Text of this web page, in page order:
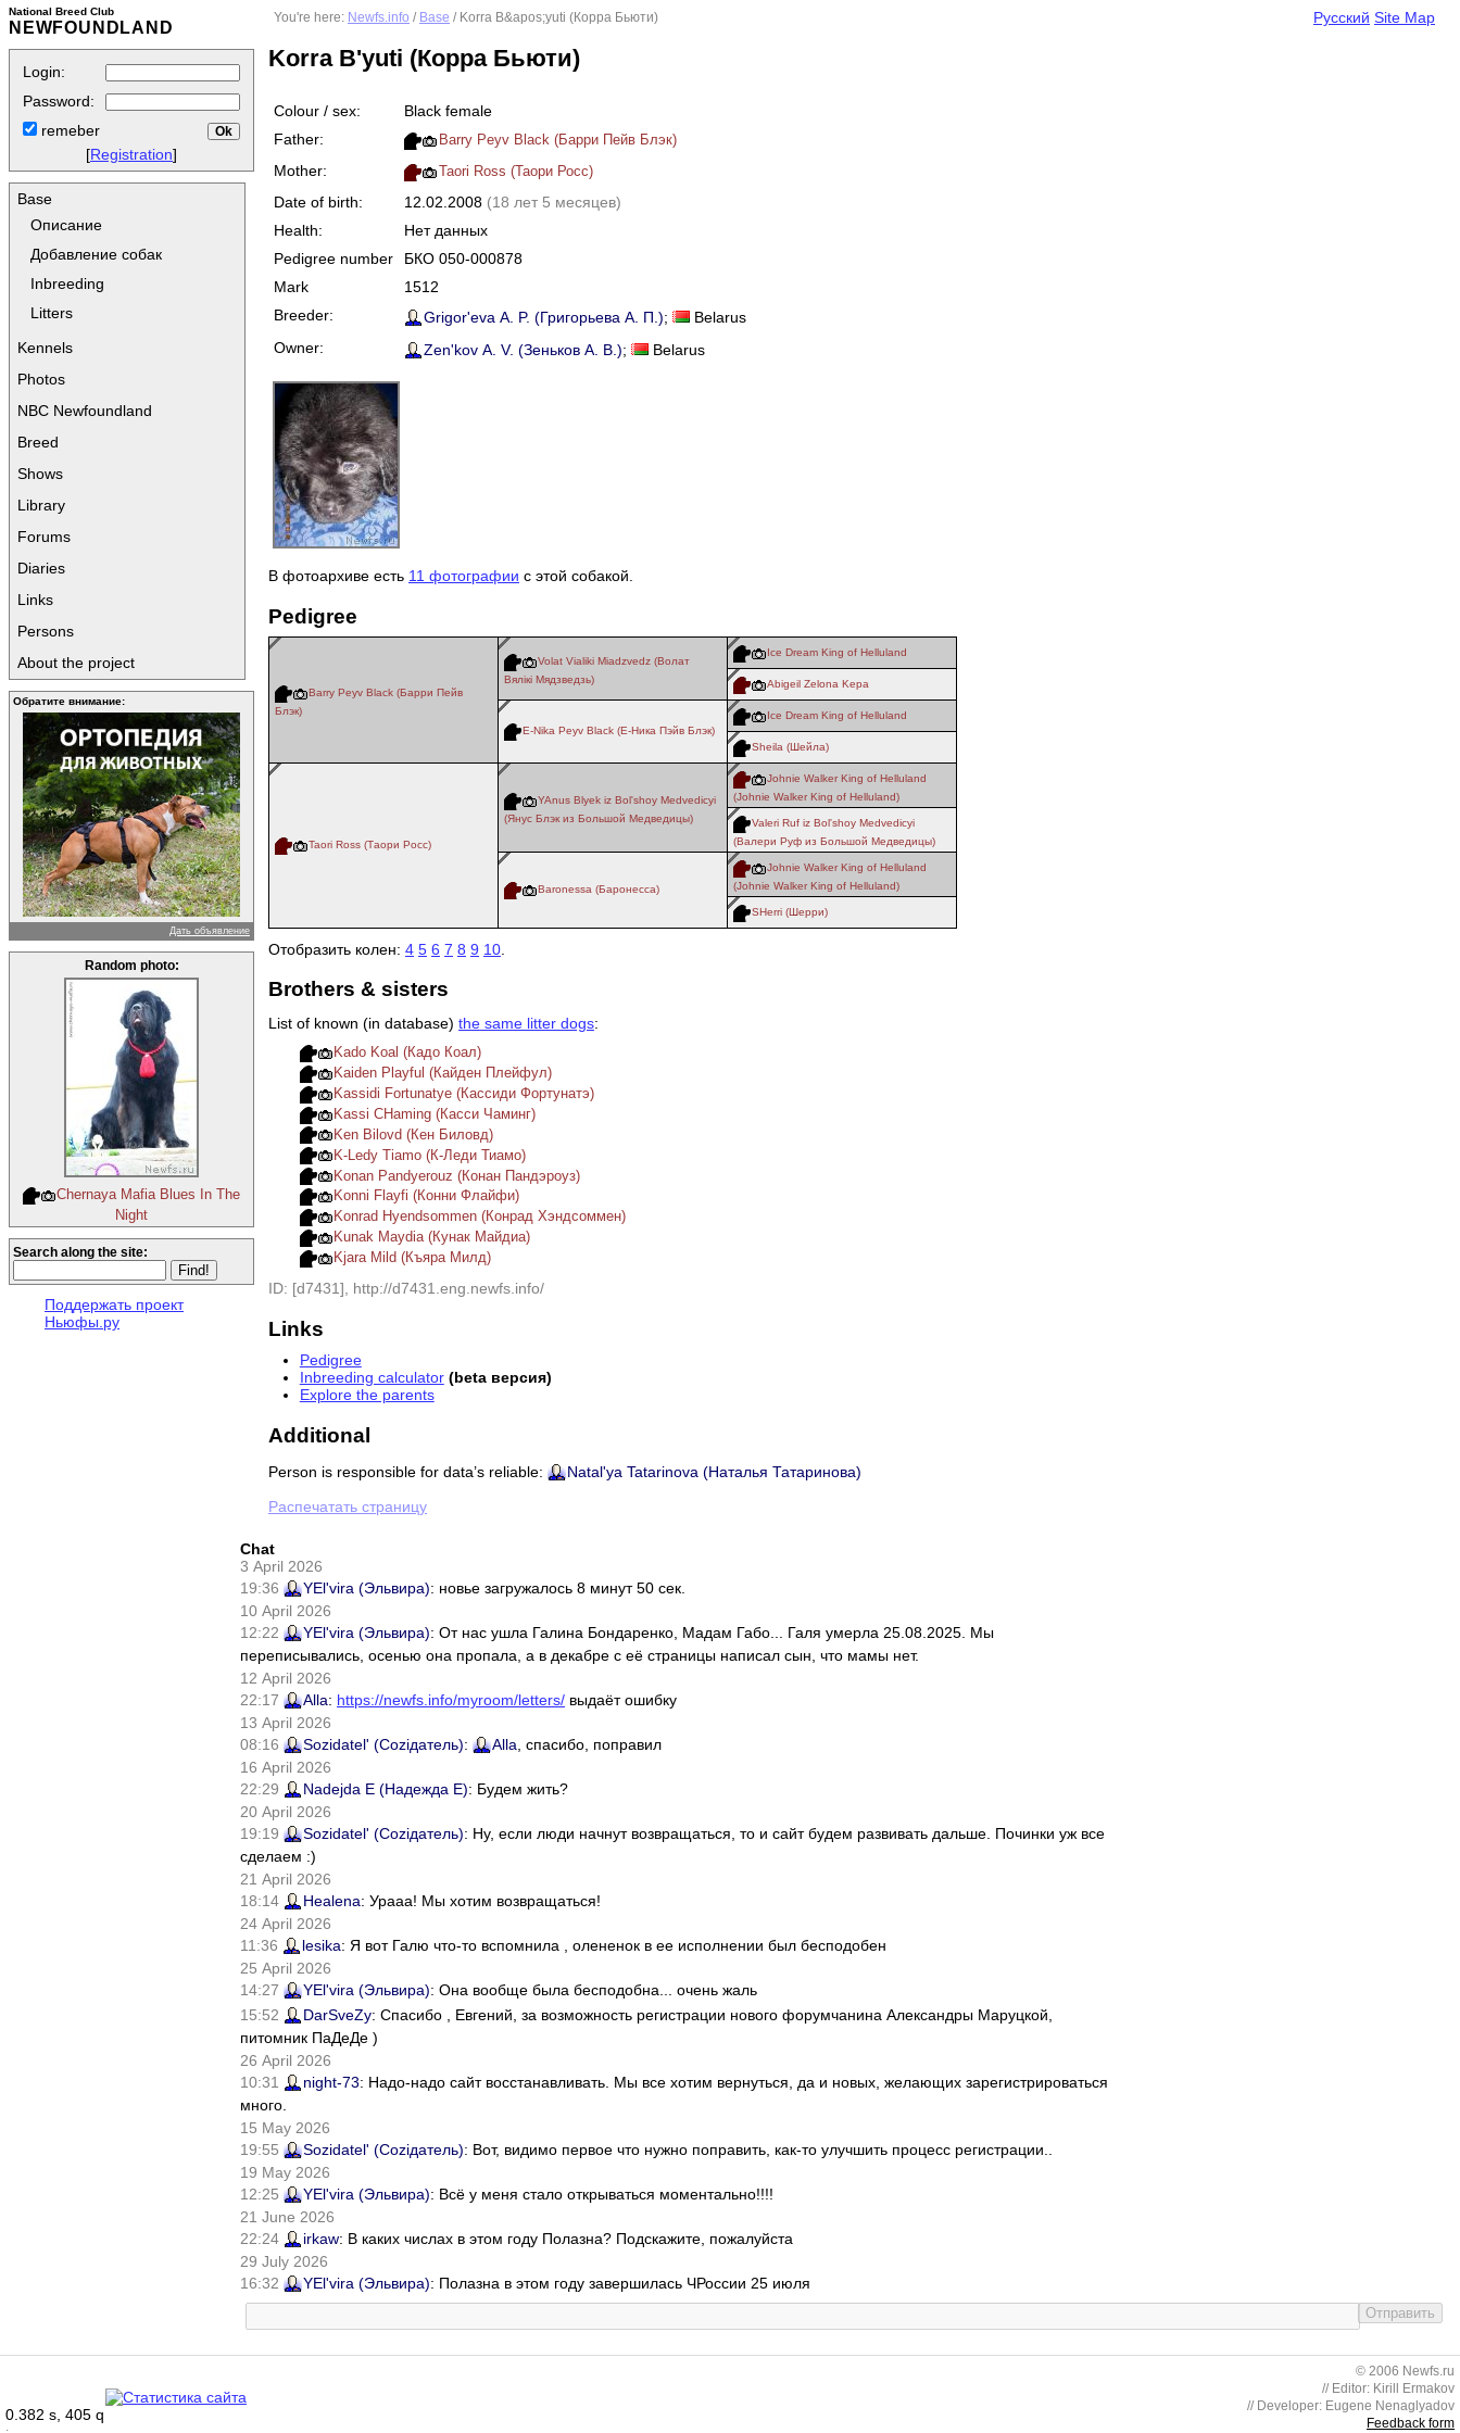
National Breed Club
NEWFOUNDLAND
Login:
Password:
remeber
[Registration]
Base
Описание
Добавление собак
Inbreeding
Litters
Kennels
Photos
NBC Newfoundland
Breed
Shows
Library
Forums
Diaries
Links
Persons
About the project
Обратите внимание:
Дать объявление
Random photo:
Chernaya Mafia Blues In The
Night
Search along the site:
Поддержать проект
Ньюфы.ру
Русский Site Map
You're here: Newfs.info / Base / Korra B&apos;yuti (Корра Бьюти)
Korra B'yuti (Корра Бьюти)
Colour / sex:
Black female
Father:
Barry Peyv Black (Барри Пейв Блэк)
Mother: Taori Ross (Таори Росс)
Date of birth: 12.02.2008 (18 лет 5 месяцев)
Health:
Нет данных
Pedigree number
БКО 050-000878
Mark
1512
Breeder:
Grigor'eva A. P. (Григорьева А. П.);
Belarus
Owner:
Zen'kov A. V. (Зеньков А. В.); Belarus
В фотоархиве есть 11 фотографии с этой собакой.
Pedigree
Barry Peyv Black (Барри Пейв
Блэк)
Volat Vialiki Miadzvedz (Волат
Вялiкi Мядзведзь)
Ice Dream King of Helluland
Abigeil Zelona Kepa
E-Nika Peyv Black (Е-Ника Пэйв Блэк)
Ice Dream King of Helluland
Sheila (Шейла)
Taori Ross (Таори Росс)
YAnus Blyek iz Bol'shoy Medvedicyi
(Янус Блэк из Большой Медведицы)
Johnie Walker King of Helluland
(Johnie Walker King of Helluland)
Valeri Ruf iz Bol'shoy Medvedicyi
(Валери Руф из Большой Медведицы)
Baronessa (Баронесса)
Johnie Walker King of Helluland
(Johnie Walker King of Helluland)
SHerri (Шерри)
Отобразить колен: 4 5 6 7 8 9 10
Brothers & sisters
List of known (in database) the same litter dogs:
Kado Koal (Кадо Коал)
Kaiden Playful (Кайден Плейфул)
Kassidi Fortunatye (Кассиди Фортунатэ)
Kassi CHaming (Касси Чаминг)
Ken Bilovd (Кен Биловд)
K-Ledy Tiamo (К-Леди Тиамо)
Konan Pandyerouz (Конан Пандэроуз)
Konni Flayfi (Конни Флайфи)
Konrad Hyendsommen (Конрад Хэндсоммен)
Kunak Maydia (Кунак Майдиа)
Kjara Mild (Къяра Милд)
ID: [d7431], http://d7431.eng.newfs.info/
Links
Pedigree
Inbreeding calculator (beta версия)
Explore the parents
Additional
Person is responsible for data’s reliable: Natal'ya Tatarinova (Наталья Татаринова)
Распечатать страницу
Chat
3 April 2026
19:36
YEl'vira (Эльвира): новье загружалось 8 минут 50 сек.
10 April 2026
12:22
YEl'vira (Эльвира): От нас ушла Галина Бондаренко, Мадам Габо... Галя умерла 25.08.2025. Мы
переписывались, осенью она пропала, а в декабре с её страницы написал сын, что мамы нет.
12 April 2026
22:17
Alla: https://newfs.info/myroom/letters/ выдаёт ошибку
13 April 2026
08:16
Sozidatel' (Соziдатель): Alla , спасибо, поправил
16 April 2026
22:29
Nadejda E (Надежда Е): Будем жить?
20 April 2026
19:19
Sozidatel' (Соziдатель): Ну, если люди начнут возвращаться, то и сайт будем развивать дальше. Починки уж все
сделаем :)
21 April 2026
18:14
Healena: Урааа! Мы хотим возвращаться!
24 April 2026
11:36
lesika: Я вот Галю что-то вспомнила , олененок в ее исполнении был бесподобен
25 April 2026
14:27
YEl'vira (Эльвира): Она вообще была бесподобна... очень жаль
15:52
DarSveZy: Спасибо , Евгений, за возможность регистрации нового форумчанина Александры Маруцкой,
питомник ПаДеДе )
26 April 2026
10:31
night-73: Надо-надо сайт восстанавливать. Мы все хотим вернуться, да и новых, желающих зарегистрироваться
много.
15 May 2026
19:55
Sozidatel' (Соziдатель): Вот, видимо первое что нужно поправить, как-то улучшить процесс регистрации..
19 May 2026
12:25
YEl'vira (Эльвира): Всё у меня стало открываться моментально!!!!
21 June 2026
22:24
irkaw: В каких числах в этом году Полазна? Подскажите, пожалуйста
29 July 2026
16:32
YEl'vira (Эльвира): Полазна в этом году завершилась ЧРоссии 25 июля
0.382 s, 405 q
© 2006 Newfs.ru
// Editor: Kirill Ermakov
// Developer: Eugene Nenaglyadov
Feedback form